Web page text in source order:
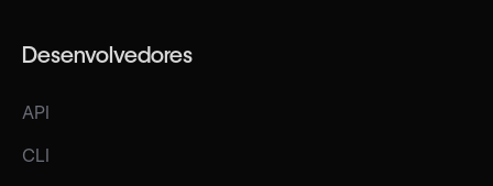
Desenvolvedores
API
CLI